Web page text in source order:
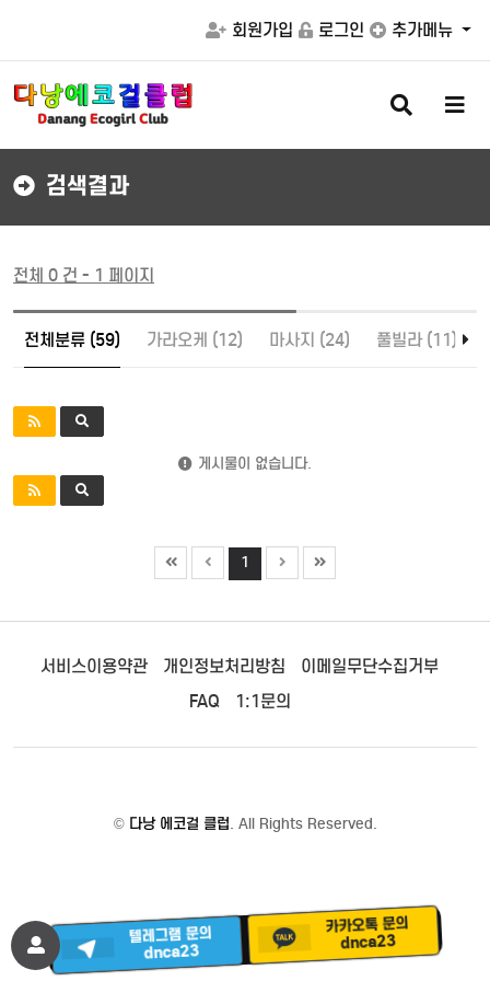
회원가입 로그인 추가메뉴
검
색
버
메
버
검색결과
전체 0 건 - 1 페이지
전체분류 (59) 가라오케 (12) 마사지 (24) 풀빌라 (11)
게시물이 없습니다.
1
서비스이용약관 개인정보처리방침
이메일무단수집거부
FAQ
1:1문의
© 다낭 에코걸 클럽. All Rights Reserved.
텔레그램 문의
dnca23
카카오톡 문의
dnca23